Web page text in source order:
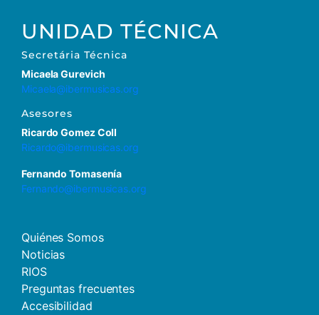
UNIDAD TÉCNICA
Secretária Técnica
Micaela Gurevich
Micaela@ibermusicas.org
Asesores
Ricardo Gomez Coll
Ricardo@ibermusicas.org
Fernando Tomasenía
Fernando@ibermusicas.org
Quiénes Somos
Noticias
RIOS
Preguntas frecuentes
Accesibilidad